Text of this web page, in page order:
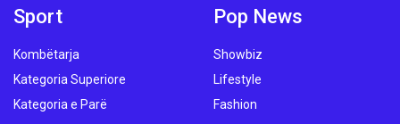
Sport
Kombëtarja
Kategoria Superiore
Kategoria e Parë
Pop News
Showbiz
Lifestyle
Fashion